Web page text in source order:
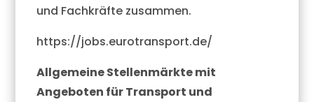
und Fachkräfte zusammen.
https://jobs.eurotransport.de/
Allgemeine Stellenmärkte mit
Angeboten für Transport und